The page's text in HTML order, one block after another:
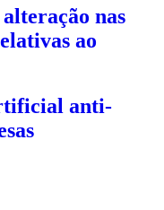
nas
ao
anti-